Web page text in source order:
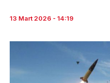
13 Mart 2026 - 14:19